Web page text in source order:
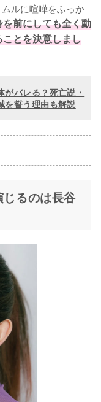
ルに喧嘩をふっか
を前にしても全く動
とを決意しまし
がバレる？死亡説・
を誓う理由も解説
じるのは長谷